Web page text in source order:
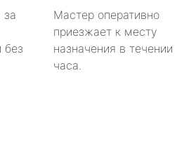
за
без
Мастер оперативно
приезжает к месту
назначения в течении
часа.